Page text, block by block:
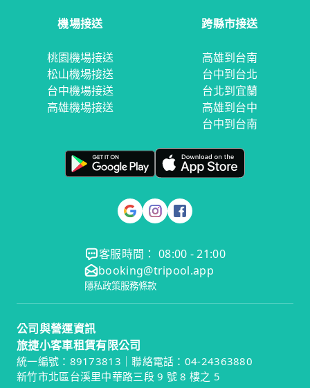
機場接送
桃園機場接送
松山機場接送
台中機場接送
高雄機場接送
跨縣市接送
高雄到台南
台中到台北
台北到宜蘭
高雄到台中
台中到台南
客服時間： 08:00 - 21:00
booking@tripool.app
隱私政策服務條款
公司與營運資訊
旅捷小客車租賃有限公司
統一編號：89173813｜聯絡電話：04-24363880
新竹市北區台溪里中華路三段 9 號 8 樓之 5